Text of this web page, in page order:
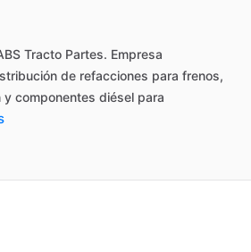
Tracto Partes. Empresa
de refacciones para frenos,
y componentes diésel para